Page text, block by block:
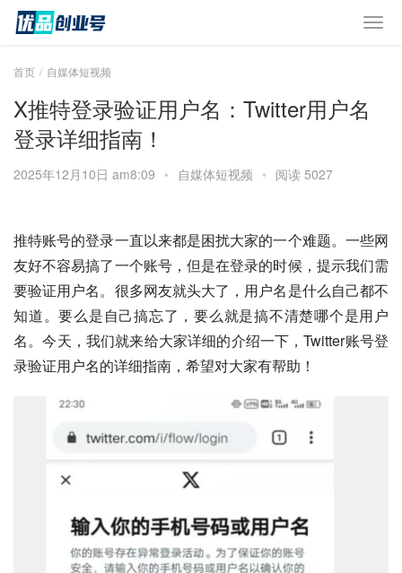
首页 自媒体短视频
X推特登录验证用户名：Twitter用户名
登录详细指南！
2025年12月10日 am8:09 • 自媒体短视频 • 阅读 5027
推特账号的登录一直以来都是困扰大家的一个难题。一些网
友好不容易搞了一个账号，但是在登录的时候，提示我们需
要验证用户名。很多网友就头大了，用户名是什么自己都不
知道。要么是自己搞忘了，要么就是搞不清楚哪个是用户
名。今天，我们就来给大家详细的介绍一下，Twitter账号登
录验证用户名的详细指南，希望对大家有帮助！